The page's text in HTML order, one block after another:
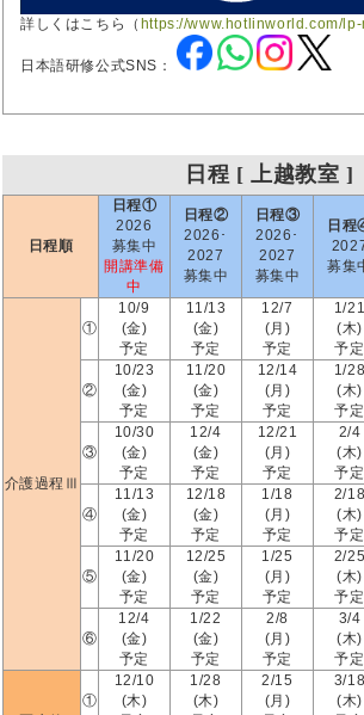
詳しくはこちら（ https://www.hotlinworld.com/
日本語研修公式SNS：
日程 [ 上越教室 ]
日程順
日程①
2026
募集中
開講準備
中
日程②
2026･
2027
募集中
日程③
2026･
2027
募集中
日
募集
介護過程Ⅲ
①
10/9
(金)
予定
11/13
(金)
予定
12/7
(月)
予定
1/21
(木)
予定
②
10/23
(金)
予定
11/20
(金)
予定
12/14
(月)
予定
1/28
(木)
予定
③
10/30
(金)
予定
12/4
(金)
予定
12/21
(月)
予定
2/4
(木)
予定
④
11/13
(金)
予定
12/18
(金)
予定
1/18
(月)
予定
2/18
(木)
予定
⑤
11/20
(金)
予定
12/25
(金)
予定
1/25
(月)
予定
2/25
(木)
予定
⑥
12/4
(金)
予定
1/22
(金)
予定
2/8
(月)
予定
3/4
(木)
予定
①
12/10
(木)
1/28
(木)
2/15
(月)
3/18
(木)